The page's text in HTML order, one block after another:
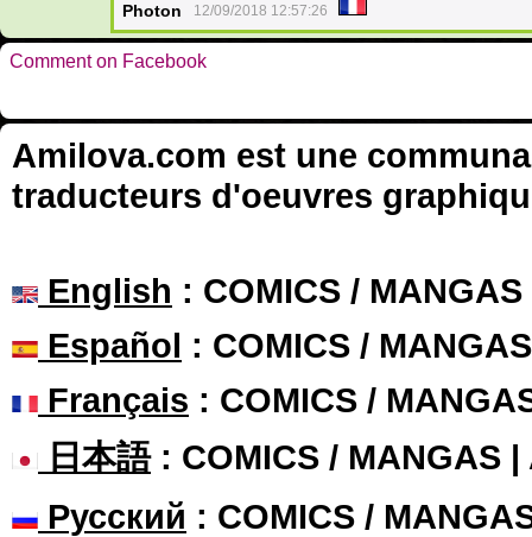
Photon 12/09/2018 12:57:26
Comment on Facebook
Amilova.com est une
traducteurs d'oeuvres
English : COMICS /
Español : COMICS /
Français : COMICS /
日本語: COMICS / MANGAS |
Русский : COMICS /